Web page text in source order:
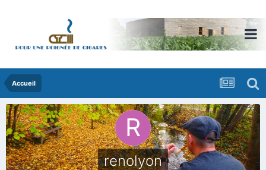
Accueil
renolyon